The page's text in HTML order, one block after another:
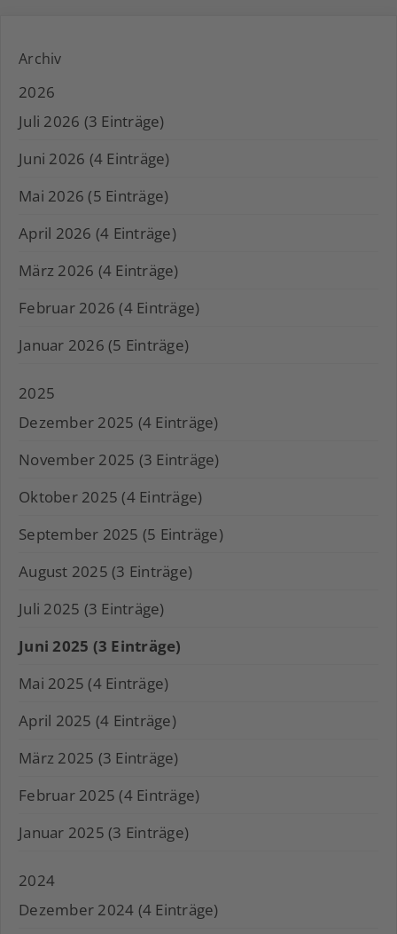
Archiv
2026
Juli 2026 (3 Einträge)
Juni 2026 (4 Einträge)
Mai 2026 (5 Einträge)
April 2026 (4 Einträge)
März 2026 (4 Einträge)
Februar 2026 (4 Einträge)
Januar 2026 (5 Einträge)
2025
Dezember 2025 (4 Einträge)
November 2025 (3 Einträge)
Oktober 2025 (4 Einträge)
September 2025 (5 Einträge)
August 2025 (3 Einträge)
Juli 2025 (3 Einträge)
Juni 2025 (3 Einträge)
Mai 2025 (4 Einträge)
April 2025 (4 Einträge)
März 2025 (3 Einträge)
Februar 2025 (4 Einträge)
Januar 2025 (3 Einträge)
2024
Dezember 2024 (4 Einträge)